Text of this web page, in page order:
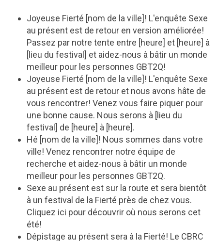
Joyeuse Fierté [nom de la ville]! L'enquête Sexe
au présent est de retour en version améliorée!
Passez par notre tente entre [heure] et [heure] à
[lieu du festival] et aidez-nous à bâtir un monde
meilleur pour les personnes GBT2Q!
Joyeuse Fierté [nom de la ville]! L'enquête Sexe
au présent est de retour et nous avons hâte de
vous rencontrer! Venez vous faire piquer pour
une bonne cause. Nous serons à [lieu du
festival] de [heure] à [heure].
Hé [nom de la ville]! Nous sommes dans votre
ville! Venez rencontrer notre équipe de
recherche et aidez-nous à bâtir un monde
meilleur pour les personnes GBT2Q.
Sexe au présent est sur la route et sera bientôt
à un festival de la Fierté près de chez vous.
Cliquez ici pour découvrir où nous serons cet
été!
Dépistage au présent sera à la Fierté! Le CBRC